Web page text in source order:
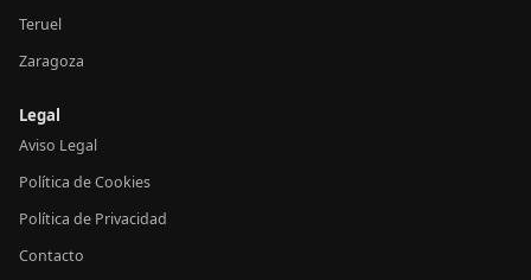
Teruel
Zaragoza
Legal
Aviso Legal
Política de Cookies
Política de Privacidad
Contacto